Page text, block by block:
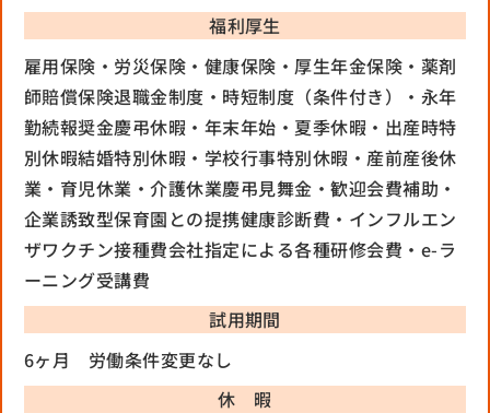
福利厚生
雇用保険・労災保険・健康保険・厚生年金保険・薬剤
師賠償保険退職金制度・時短制度（条件付き）・永年
勤続報奨金慶弔休暇・年末年始・夏季休暇・出産時特
別休暇結婚特別休暇・学校行事特別休暇・産前産後休
業・育児休業・介護休業慶弔見舞金・歓迎会費補助・
企業誘致型保育園との提携健康診断費・インフルエン
ザワクチン接種費会社指定による各種研修会費・e-ラ
ーニング受講費
試用期間
6ヶ月 労働条件変更なし
休 暇